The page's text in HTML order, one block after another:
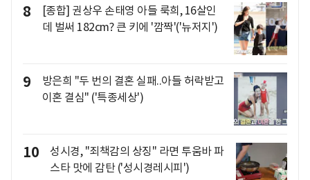
8
[종합] 권상우 손태영 아들 룩희, 16살인
데 벌써 182cm? 큰 키에 '깜짝'('뉴저지')
9
방은희 "두 번의 결혼 실패..아들 허락받고
이혼 결심" ('특종세상')
10
성시경, "죄책감의 상징" 라면 투움바 파
스타 맛에 감탄 ('성시경레시피')